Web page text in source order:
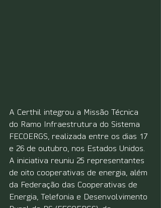
A Certhil integrou a Missão Técnica
do Ramo Infraestrutura do Sistema
FECOERGS, realizada entre os dias 17
e 26 de outubro, nos Estados Unidos.
A iniciativa reuniu 25 representantes
de oito cooperativas de energia, além
da Federação das Cooperativas de
Energia, Telefonia e Desenvolvimento